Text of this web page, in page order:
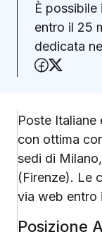
È
entro il 25
dedicata
Poste
con ottima
sedi di
(Firenze). Le
via web entro
Posizione